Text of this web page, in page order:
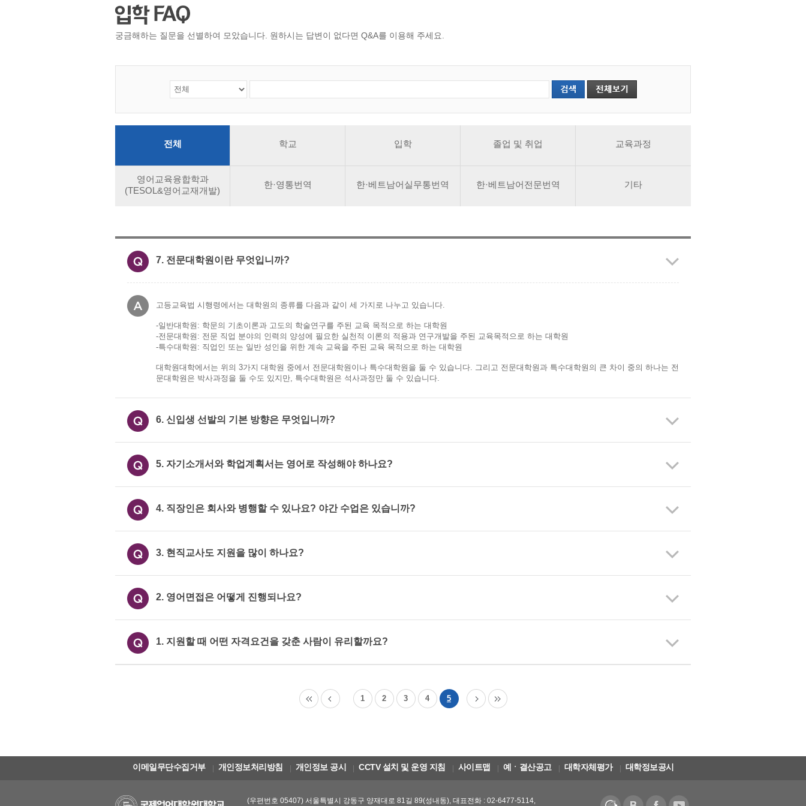
궁금해하는 질문을 선별하여 모았습니다. 원하시는 답변이 없다면 Q&A를 이용해 주세요.
전체 학교 입학 졸업 및 취업 교육과정
영어교육융합학과
(TESOL&영어교재개발)
한·영통번역 한·베트남어실무통번역 한·베트남어전문번역 기타
7. 전문대학원이란 무엇입니까?
고등교육법 시행령에서는 대학원의 종류를 다음과 같이 세 가지로 나누고 있습니다.
-일반대학원: 학문의 기초이론과 고도의 학술연구를 주된 교육 목적으로 하는 대학원
-전문대학원: 전문 직업 분야의 인력의 양성에 필요한 실천적 이론의 적용과 연구개발을 주된 교육목적으로 하는 대학원
-특수대학원: 직업인 또는 일반 성인을 위한 계속 교육을 주된 교육 목적으로 하는 대학원
대학원대학에서는 위의 3가지 대학원 중에서 전문대학원이나 특수대학원을 둘 수 있습니다. 그리고 전문대학원과 특수대학원의 큰 차이 중의 하나는 전
문대학원은 박사과정을 둘 수도 있지만, 특수대학원은 석사과정만 둘 수 있습니다.
6. 신입생 선발의 기본 방향은 무엇입니까?
5. 자기소개서와 학업계획서는 영어로 작성해야 하나요?
4. 직장인은 회사와 병행할 수 있나요? 야간 수업은 있습니까?
3. 현직교사도 지원을 많이 하나요?
2. 영어면접은 어떻게 진행되나요?
1. 지원할 때 어떤 자격요건을 갖춘 사람이 유리할까요?
1 2 3 4 5
이메일무단수집거부 개인정보처리방침 개인정보 공시 CCTV 설치 및 운영 지침 사이트맵 예ㆍ결산공고 대학자체평가 대학정보공시
(우편번호 05407) 서울특별시 강동구 양재대로 81길 89(성내동), 대표전화 : 02-6477-5114,